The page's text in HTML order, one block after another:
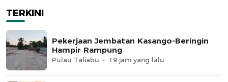
TERKINI
Pekerjaan Jembatan Kasango-Beringin
Hampir Rampung
Pulau Taliabu 19 jam yang lalu